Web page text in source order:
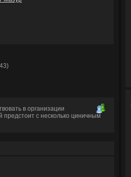
в организации
предстоит с несколько циничным